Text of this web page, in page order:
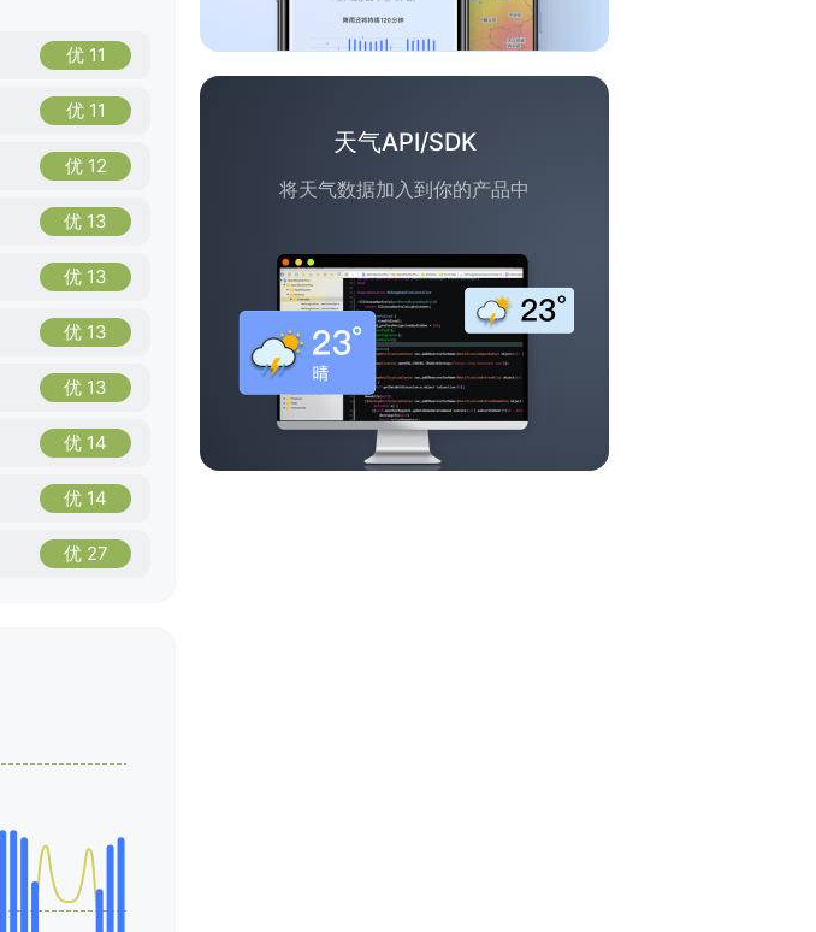
优 11
优 11
优 12
优 13
优 13
优 13
优 13
优 14
优 14
优 27
天气API/SDK
将天气数据加入到你的产品中